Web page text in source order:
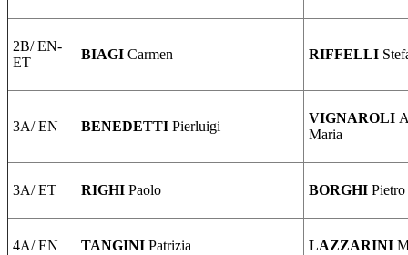
2B/ EN-
ET
BIAGI Carmen RIFFELLI
3A/ EN BENEDETTI Pierluigi
VIGNAROLI
Maria
3A/ ET RIGHI Paolo BORGHI Pietro
4A/ EN TANGINI Patrizia LAZZARINI